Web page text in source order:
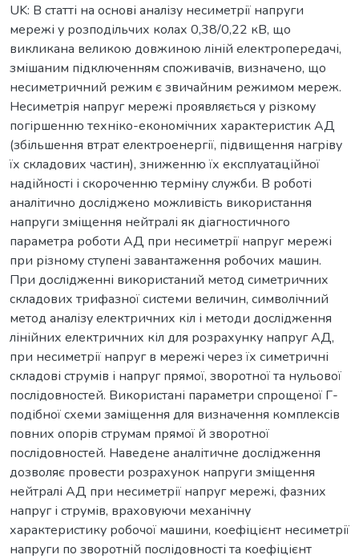
UK: В статті на основі аналізу несиметрії напруги
мережі у розподільчих колах 0,38/0,22 кВ, що
викликана великою довжиною ліній електропередачі,
змішаним підключенням споживачів, визначено, що
несиметричний режим є звичайним режимом мереж.
Несиметрія напруг мережі проявляється у різкому
погіршенню техніко-економічних характеристик АД
(збільшення втрат електроенергії, підвищення нагріву
їх складових частин), зниженню їх експлуатаційної
надійності і скороченню терміну служби. В роботі
аналітично досліджено можливість використання
напруги зміщення нейтралі як діагностичного
параметра роботи АД при несиметрії напруг мережі
при різному ступені завантаження робочих машин.
При дослідженні використаний метод симетричних
складових трифазної системи величин, символічний
метод аналізу електричних кіл і методи дослідження
лінійних електричних кіл для розрахунку напруг АД,
при несиметрії напруг в мережі через їх симетричні
складові струмів і напруг прямої, зворотної та нульової
послідовностей. Використані параметри спрощеної Г-
подібної схеми заміщення для визначення комплексів
повних опорів струмам прямої й зворотної
послідовностей. Наведене аналітичне дослідження
дозволяє провести розрахунок напруги зміщення
нейтралі АД при несиметрії напруг мережі, фазних
напруг і струмів, враховуючи механічну
характеристику робочої машини, коефіцієнт несиметрії
напруги по зворотній послідовності та коефіцієнт